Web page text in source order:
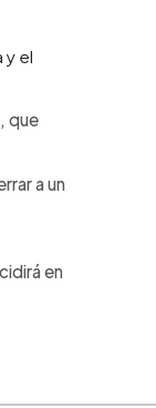
y el
que
a un
en